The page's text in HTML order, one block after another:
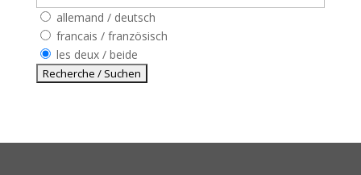
allemand / deutsch
francais / französisch
les deux / beide